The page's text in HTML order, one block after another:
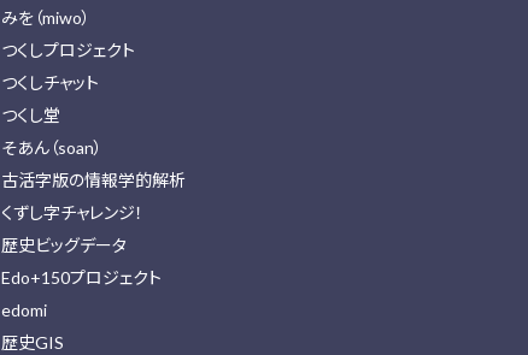
みを（miwo）
つくしプロジェクト
つくしチャット
つくし堂
そあん（soan）
古活字版の情報学的解析
くずし字チャレンジ！
歴史ビッグデータ
Edo+150プロジェクト
edomi
歴史GIS